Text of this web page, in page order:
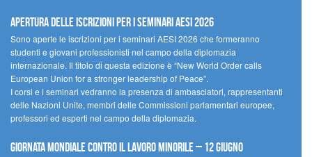
Apertura delle iscrizioni per i seminari AESI 2026
Sono aperte le iscrizioni per i seminari AESI 2026 che formeranno
studenti e giovani professionisti nel campo della diplomazia
internazionale. Il titolo di questa edizione è “New World Order calls
European Union for a stronger leadership of Peace”.
I corsi e i seminari vedranno la presenza di ambasciatori, rappresentanti
delle Nazioni Unite, membri delle Commissioni parlamentari europee,
professori ed esperti nel campo della diplomazia.
Giornata mondiale contro il lavoro minorile – 12 giugno